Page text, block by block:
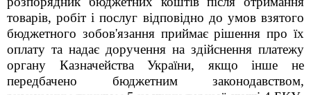
товарів, робіт і послуг відповідно до умов взятого
бюджетного зобов'язання приймає рішення про їх
оплату та надає доручення на здійснення платежу
органу Казначейства України, якщо інше не
передбачено бюджетним законодавством,